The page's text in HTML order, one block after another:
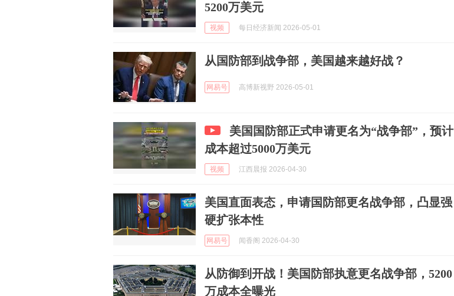
5200万美元
视频 每日经济新闻 2026-05-01
从国防部到战争部，美国越来越好战？
网易号 高博新视野 2026-05-01
美国国防部正式申请更名为“战争部”，预计
成本超过5000万美元
视频 江西晨报 2026-04-30
美国直面表态，申请国防部更名战争部，凸显强
硬扩张本性
网易号 闻香阁 2026-04-30
从防御到开战！美国防部执意更名战争部，5200
万成本全曝光